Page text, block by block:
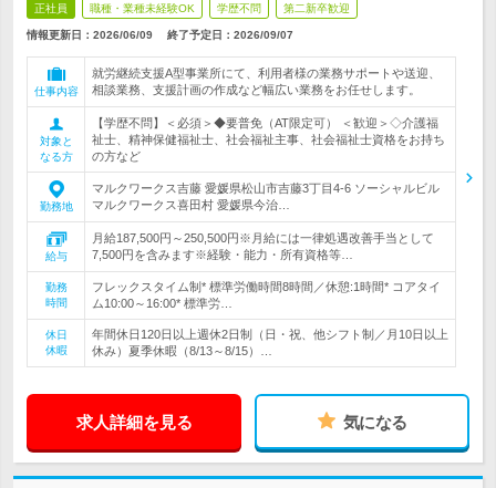
正社員 職種・業種未経験OK 学歴不問 第二新卒歓迎
情報更新日：2026/06/09 終了予定日： 2026/09/07
仕事内容
就労継続支援A型事業所にて、利用者様の業務サポートや送迎、
相談業務、支援計画の作成など幅広い業務をお任せします。
対象と
なる方
【学歴不問】＜必須＞◆要普免（AT限定可） ＜歓迎＞◇介護福
祉士、精神保健福祉士、社会福祉主事、社会福祉士資格をお持ち
の方など
勤務地
マルクワークス吉藤 愛媛県松山市吉藤3丁目4-6 ソーシャルビル
マルクワークス喜田村 愛媛県今治…
給与
月給187,500円～250,500円※月給には一律処遇改善手当として
7,500円を含みます※経験・能力・所有資格等…
勤務
時間
フレックスタイム制* 標準労働時間8時間／休憩:1時間* コアタイ
ム10:00～16:00* 標準労…
休日
休暇
年間休日120日以上週休2日制（日・祝、他シフト制／月10日以上
休み）夏季休暇（8/13～8/15）…
求人詳細を見る 気になる